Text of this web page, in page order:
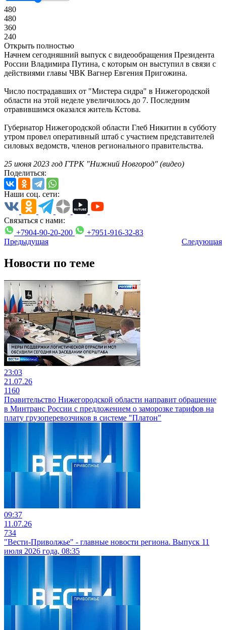
480
480
360
240
Открыть полностью
Начнем сегодняшний выпуск с видеообращения Президента
России Владимира Путина, с которым он выступил в связи с
действиями главы ЧВК Вагнер Евгения Пригожина.
Число пострадавших от "Мистера сидра" в Нижегородской
области на этой неделе увеличилось до 7. Последним
отравившимся оказался житель Кстова.
Губернатор Нижегородской области Глеб Никитин в субботу
утром провел оперативный штаб с участием представителей
силовых ведомств, членов регионального правительства.
25 июня 2023 год ГТРК "Нижний Новгород" (видео)
Поделиться:
Наши соц. сети:
Связаться с нами:
+7904-90-20-200
+7951-916-32-83
Предыдущая
Следующая
Новости по теме
23:03
21.07.26
1160
Правительство Нижегородской области направит обращение
в Минтранс России с предложением о заморозке тарифов на
плату грузоперевозчиков в системе "Платон"
09:37
11.07.26
734
"Вести-Приволжье" - главные новости региона. Выпуск 11
июля 2026 года, 08:35